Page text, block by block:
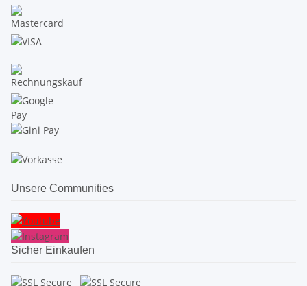
Unsere Communities
Sicher Einkaufen